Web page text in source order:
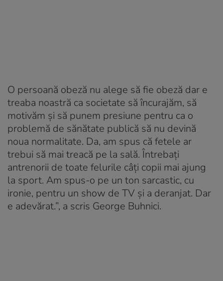
O persoană obeză nu alege să fie obeză dar e
treaba noastră ca societate să încurajăm, să
motivăm și să punem presiune pentru ca o
problemă de sănătate publică să nu devină
noua normalitate. Da, am spus că fetele ar
trebui să mai treacă pe la sală. Întrebați
antrenorii de toate felurile câți copii mai ajung
la sport. Am spus-o pe un ton sarcastic, cu
ironie, pentru un show de TV și a deranjat. Dar
e adevărat.”, a scris George Buhnici.